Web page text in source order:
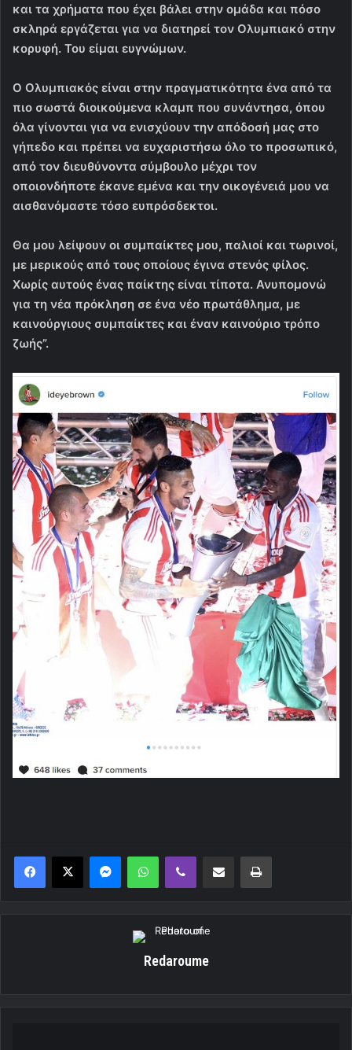
και τα χρήματα που έχει βάλει στην ομάδα και πόσο
σκληρά εργάζεται για να διατηρεί τον Ολυμπιακό στην
κορυφή. Του είμαι ευγνώμων.
Ο Ολυμπιακός είναι στην πραγματικότητα ένα από τα
πιο σωστά διοικούμενα κλαμπ που συνάντησα, όπου
όλα γίνονται για να ενισχύουν την απόδοσή μας στο
γήπεδο και πρέπει να ευχαριστήσω όλο το προσωπικό,
από τον διευθύνοντα σύμβουλο μέχρι τον
οποιονδήποτε έκανε εμένα και την οικογένειά μου να
αισθανόμαστε τόσο ευπρόσδεκτοι.
Θα μου λείψουν οι συμπαίκτες μου, παλιοί και τωρινοί,
με μερικούς από τους οποίους έγινα στενός φίλος.
Χωρίς αυτούς ένας παίκτης είναι τίποτα. Ανυπομονώ
για τη νέα πρόκληση σε ένα νέο πρωτάθλημα, με
καινούργιους συμπαίκτες και έναν καινούριο τρόπο
ζωής”.
MessengerWhatsAppViber Κοινοποίηση μέσω ηλεκτρονικού ταχυδρομείουΕκτύπωση
Redaroume